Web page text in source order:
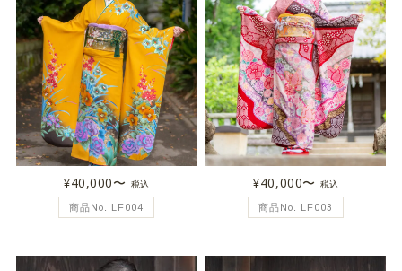
¥40,000〜 税込
商品No. LF004
¥40,000〜 税込
商品No. LF003